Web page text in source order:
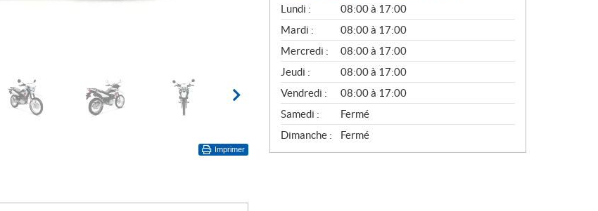
Imprimer
G
É
N
É
R
A
L
Lundi :
08:00 à 17:00
Mardi :
08:00 à 17:00
Mercredi :
08:00 à 17:00
Jeudi :
08:00 à 17:00
Vendredi :
08:00 à 17:00
Samedi :
Fermé
Dimanche :
Fermé